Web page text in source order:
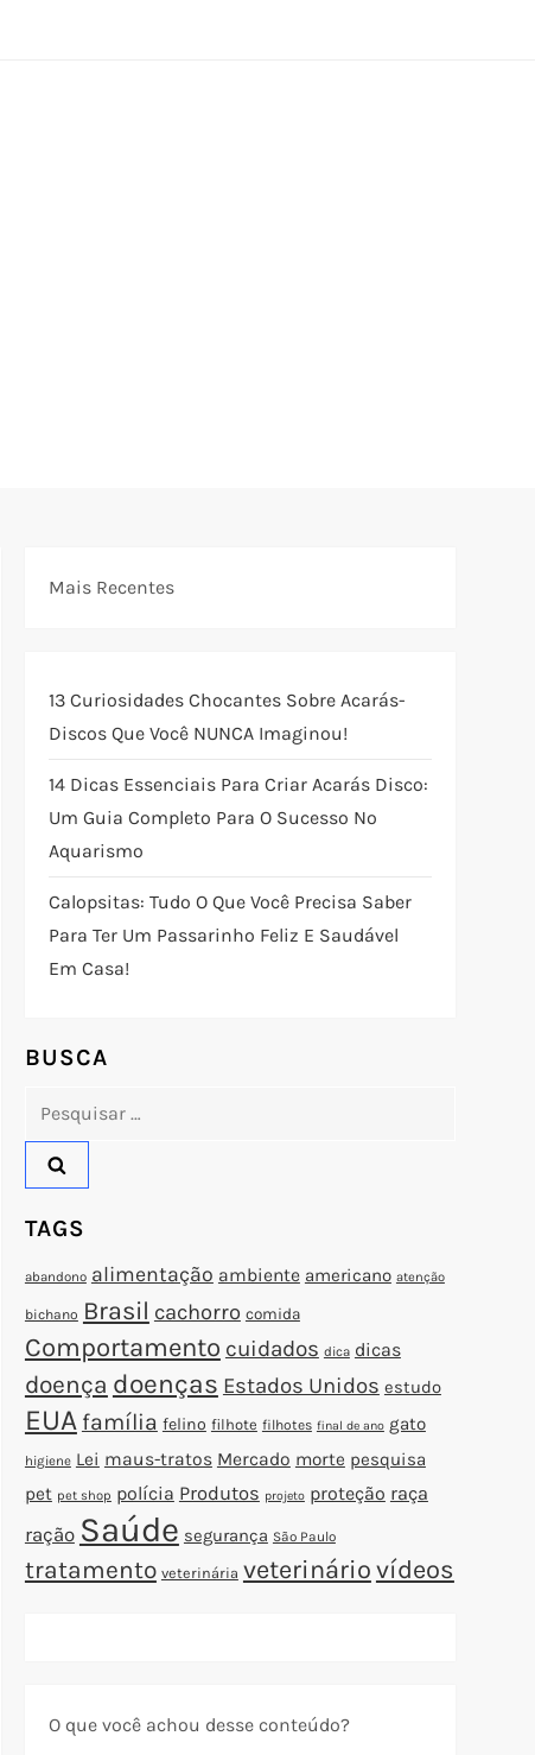
Mais Recentes
13 Curiosidades Chocantes Sobre Acarás-
Discos Que Você NUNCA Imaginou!
14 Dicas Essenciais Para Criar Acarás Disco:
Um Guia Completo Para O Sucesso No
Aquarismo
Calopsitas: Tudo O Que Você Precisa Saber
Para Ter Um Passarinho Feliz E Saudável
Em Casa!
BUSCA
Pesquisar
TAGS
abandono alimentação ambiente americano atenção
bichano Brasil cachorro comida
Comportamento cuidados dica dicas
doença doenças Estados Unidos estudo
EUA família felino filhote filhotes final de ano gato
higiene Lei maus-tratos Mercado morte pesquisa
pet pet shop polícia Produtos projeto proteção raça
ração Saúde segurança São Paulo
tratamento veterinária veterináriovídeos
O que você achou desse conteúdo?